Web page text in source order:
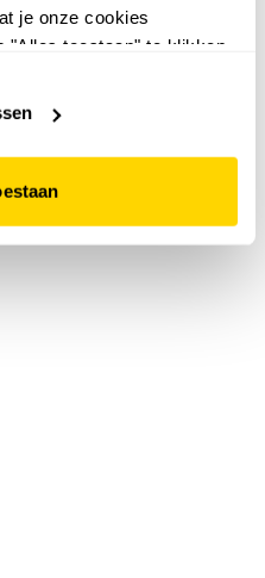
je onze cookies
"Alles toestaan" te klikken.